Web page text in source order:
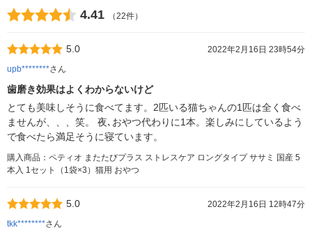
4.41 （22件）
5.0
2022年2月16日 23時54分
upb********さん
歯磨き効果はよくわからないけど
とても美味しそうに食べてます。2匹いる猫ちゃんの1匹は全く食べ
ませんが、、、笑。 夜､おやつ代わりに1本。楽しみにしているよう
で食べたら満足そうに寝ています。
購入商品：ペティオ またたびプラス ストレスケア ロングタイプ ササミ 国産 5
本入 1セット（1袋×3）猫用 おやつ
5.0
2022年2月16日 12時47分
tkk********さん